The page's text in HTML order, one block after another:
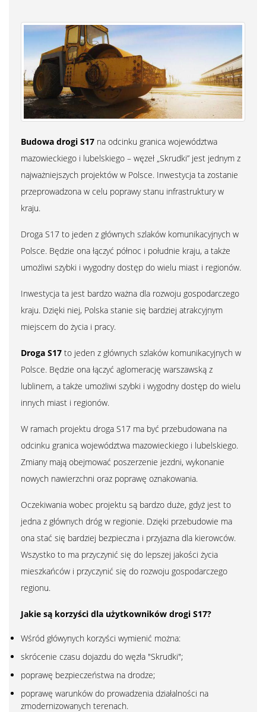
Budowa drogi S17 na odcinku granica województwa
mazowieckiego i lubelskiego – węzeł „Skrudki” jest jednym z
najważniejszych projektów w Polsce. Inwestycja ta zostanie
przeprowadzona w celu poprawy stanu infrastruktury w
kraju.
Droga S17 to jeden z głównych szlaków komunikacyjnych w
Polsce. Będzie ona łączyć północ i południe kraju, a także
umożliwi szybki i wygodny dostęp do wielu miast i regionów.
Inwestycja ta jest bardzo ważna dla rozwoju gospodarczego
kraju. Dzięki niej, Polska stanie się bardziej atrakcyjnym
miejscem do życia i pracy.
Droga S17 to jeden z głównych szlaków komunikacyjnych w
Polsce. Będzie ona łączyć aglomerację warszawską z
lublinem, a także umożliwi szybki i wygodny dostęp do wielu
innych miast i regionów.
W ramach projektu droga S17 ma być przebudowana na
odcinku granica województwa mazowieckiego i lubelskiego.
Zmiany mają obejmować poszerzenie jezdni, wykonanie
nowych nawierzchni oraz poprawę oznakowania.
Oczekiwania wobec projektu są bardzo duże, gdyż jest to
jedna z głównych dróg w regionie. Dzięki przebudowie ma
ona stać się bardziej bezpieczna i przyjazna dla kierowców.
Wszystko to ma przyczynić się do lepszej jakości życia
mieszkańców i przyczynić się do rozwoju gospodarczego
regionu.
Jakie są korzyści dla użytkowników drogi S17?
Wśród główynych korzyści wymienić można:
skrócenie czasu dojazdu do węzła "Skrudki";
poprawę bezpieczeństwa na drodze;
poprawę warunków do prowadzenia działalności na
zmodernizowanych terenach.